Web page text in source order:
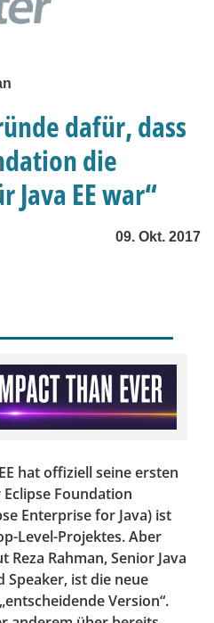
dafür, dass
die
EE war“
09. Okt. 2017
hat offiziell seine ersten
Foundation
Enterprise for Java) ist
Level-Projektes. Aber
Reza Rahman, Senior Java
ist die neue
Version“.